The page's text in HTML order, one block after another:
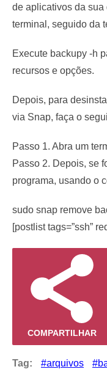
de aplicativos da sua
terminal, seguido da
Execute backupy -h
recursos e opções.
Depois, para
via Snap, faça o
Passo 1. Abra um
Passo 2. Depois, se
programa, usando o
sudo snap remove
[postlist tags=”ssh”
COMPARTILHAR
Tag: arquivos